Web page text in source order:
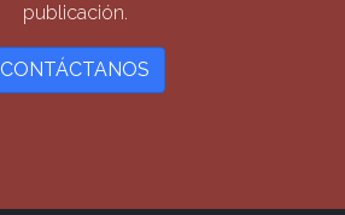
publicación.
CONTÁCTANOS